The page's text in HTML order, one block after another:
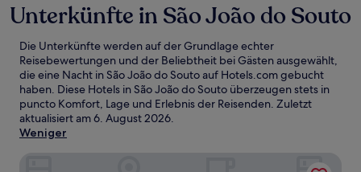
Unterkünfte in São João do Souto
Die Unterkünfte werden auf der Grundlage echter
Reisebewertungen und der Beliebtheit bei Gästen ausgewählt,
die eine Nacht in São João do Souto auf Hotels.com gebucht
haben. Diese Hotels in São João do Souto überzeugen stets in
puncto Komfort, Lage und Erlebnis der Reisenden. Zuletzt
aktualisiert am6. August 2026.
Weniger